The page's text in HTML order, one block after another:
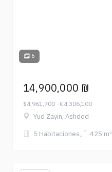
6
14,900,000 ₪
$4,961,700 · €4,306,100
Yud Zayin, Ashdod
5 Habitaciones
425 m²